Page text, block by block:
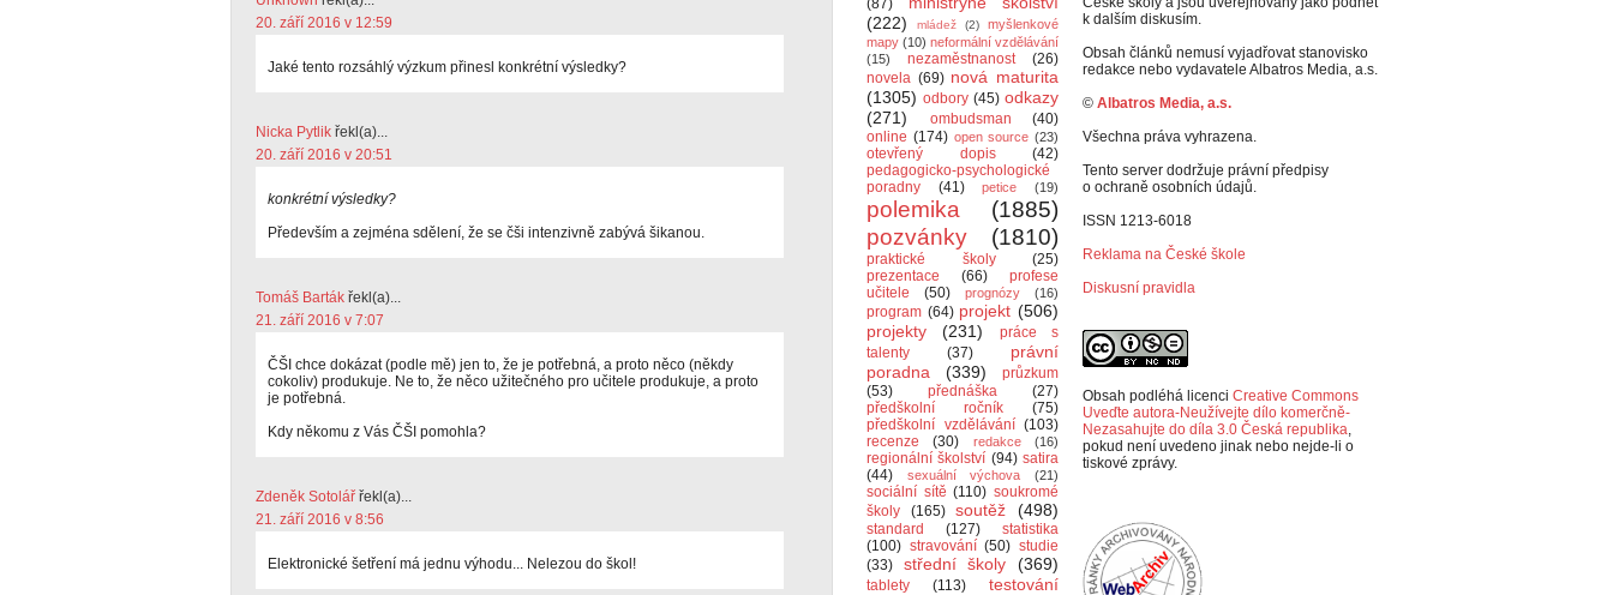
20. září 2016 v 12:59
Jaké tento rozsáhlý výzkum přinesl konkrétní výsledky?
Nicka Pytlik řekl(a)...
20. září 2016 v 20:51
konkrétní výsledky?
Především a zejména sdělení, že se čši intenzivně zabývá šikanou.
Tomáš Barták řekl(a)...
21. září 2016 v 7:07
ČŠI chce dokázat (podle mě) jen to, že je potřebná, a proto něco (někdy
cokoliv) produkuje. Ne to, že něco užitečného pro učitele produkuje, a proto
je potřebná.
Kdy někomu z Vás ČŠI pomohla?
Zdeněk Sotolář řekl(a)...
21. září 2016 v 8:56
Elektronické šetření má jednu výhodu... Nelezou do škol!
(87)
(222)
mládež (2)
myšlenkové
mapy (10) neformální vzdělávání
(15)
nezaměstnanost
(26)
novela (69) nová maturita
(1305) odbory (45) odkazy
(271)
ombudsman
(40)
online (174) open source (23)
otevřený dopis
(42)
pedagogicko-psychologické
poradny
(41) petice (19)
polemika
(1885)
pozvánky
(1810)
praktické školy
(25)
prezentace
(66)
profese
učitele
(50) prognózy (16)
program (64) projekt (506)
projekty
(231)
práce s
talenty
(37)
právní
poradna
(339)
průzkum
(53)
přednáška
(27)
předškolní ročník
(75)
předškolní vzdělávání (103)
recenze
(30) redakce (16)
regionální školství (94) satira
(44)
sexuální výchova (21)
sociální sítě (110) soukromé
školy
(165) soutěž (498)
standard (127)
statistika
(100) stravování (50) studie
(33)
střední školy (369)
tablety (113)
testování
k dalším diskusím.
Obsah článků nemusí vyjadřovat stanovisko
redakce nebo vydavatele Albatros Media, a.s.
© Albatros Media, a.s.
Všechna práva vyhrazena.
Tento server dodržuje právní předpisy
o ochraně osobních údajů.
ISSN 1213-6018
Reklama na České škole
Diskusní pravidla
Obsah podléhá licenci Creative Commons
Uveďte autora-Neužívejte dílo komerčně-
Nezasahujte do díla 3.0 Česká republika,
pokud není uvedeno jinak nebo nejde-li o
tiskové zprávy.